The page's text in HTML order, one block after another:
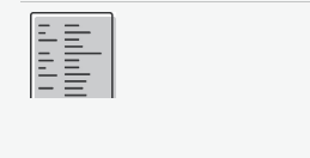
Dugang pa